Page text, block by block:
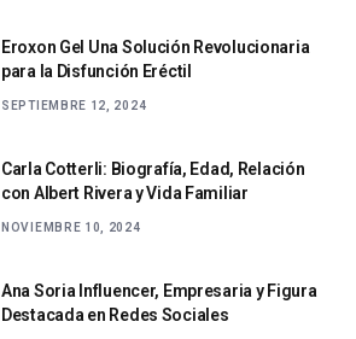
Eroxon Gel Una Solución Revolucionaria
para la Disfunción Eréctil
SEPTIEMBRE 12, 2024
Carla Cotterli: Biografía, Edad, Relación
con Albert Rivera y Vida Familiar
NOVIEMBRE 10, 2024
Ana Soria Influencer, Empresaria y Figura
Destacada en Redes Sociales